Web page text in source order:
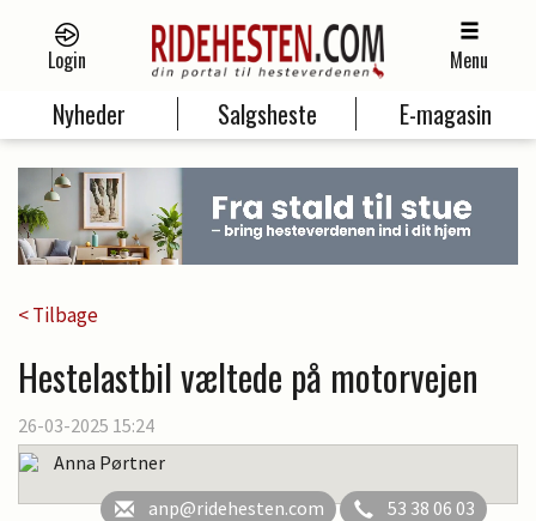
Login Menu
Nyheder Salgsheste E-magasin
< Tilbage
Hestelastbil væltede på motorvejen
26-03-2025 15:24
Anna Pørtner
anp@ridehesten.com
53 38 06 03